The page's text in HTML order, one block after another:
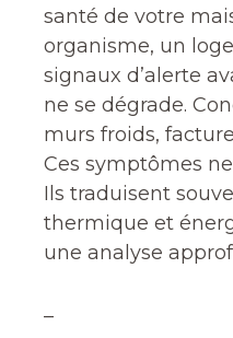
santé de votre
organisme, un
signaux d’alerte
ne se dégrade.
murs froids,
Ces symptômes
Ils traduisent
thermique et
une analyse